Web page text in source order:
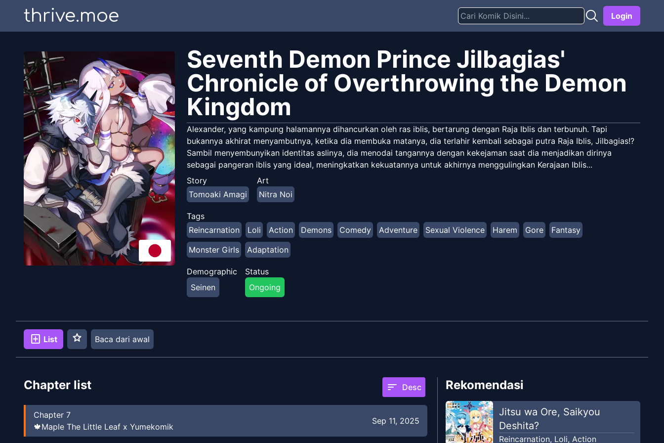
thrive.moe Login
Seventh Demon Prince Jilbagias'
Chronicle of Overthrowing the Demon
Kingdom
Alexander, yang kampung halamannya dihancurkan oleh ras iblis, bertarung dengan Raja Iblis dan terbunuh. Tapi
bukannya akhirat menyambutnya, ketika dia membuka matanya, dia terlahir kembali sebagai putra Raja Iblis, Jilbagias!?
Sambil menyembunyikan identitas aslinya, dia menodai tangannya dengan kekejaman saat dia menjadikan dirinya
sebagai pangeran iblis yang ideal, meningkatkan kekuatannya untuk akhirnya menggulingkan Kerajaan Iblis...
Story
Tomoaki Amagi
Art
Nitra Noi
Tags
Reincarnation
Loli Action Demons Comedy Adventure Sexual Violence Harem Gore
Fantasy
Monster Girls
Adaptation
Demographic
Seinen
Status
Ongoing
add_box List star Baca dari awal
Chapter list sort Desc
Chapter 7
🍁Maple The Little Leaf x Yumekomik
Sep 11, 2025
Rekomendasi
Jitsu wa Ore, Saikyou
Deshita?
Reincarnation, Loli, Action